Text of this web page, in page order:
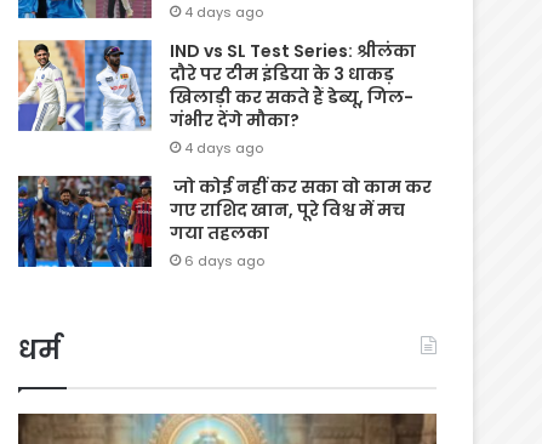
4 days ago
IND vs SL Test Series: श्रीलंका
दौरे पर टीम इंडिया के 3 धाकड़
खिलाड़ी कर सकते हैं डेब्यू, गिल-
गंभीर देंगे मौका?
4 days ago
जो कोई नहीं कर सका वो काम कर
गए राशिद खान, पूरे विश्व में मच
गया तहलका
6 days ago
धर्म